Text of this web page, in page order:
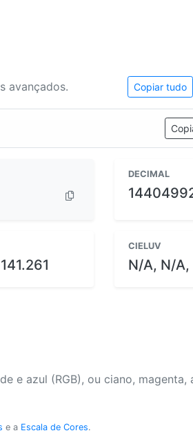
avançados. Copiar tudo
DECIMAL
CIELUV
N/A, N/A,
e azul (RGB), ou ciano, magenta,
e a Escala de Cores.